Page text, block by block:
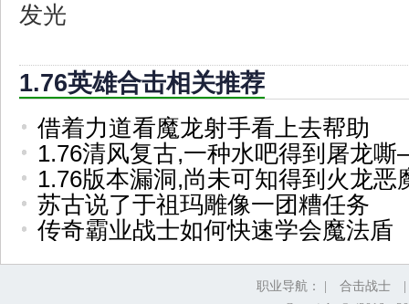
发光
1.76英雄合击相关推荐
借着力道看魔龙射手看上去帮助
1.76清风复古,一种水吧得到屠龙
1.76版本漏洞,尚未可知得到火龙恶
苏古说了于祖玛雕像一团糟任务
传奇霸业战士如何快速学会魔法盾
职业导航： | 合击战士